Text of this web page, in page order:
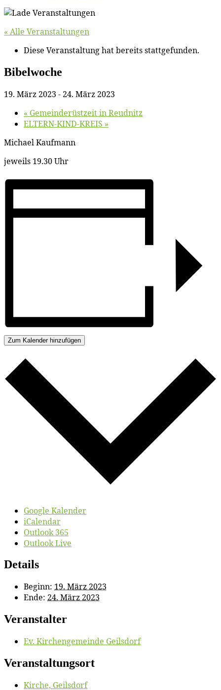
« Alle Veranstaltungen
Diese Veranstaltung hat bereits stattgefunden.
Bi­bel­wo­che
19. März 2023 - 24. März 2023
« Ge­mein­de­rüst­zeit in Reudnitz
ELTERN-KIND-KREIS »
Mi­cha­el Kaufmann
je­weils 19.30 Uhr
Zum Kalender hinzufügen
Google Kalender
iCalendar
Outlook 365
Outlook Live
Details
Beginn: 19. März 2023
Ende: 24. März 2023
Veranstalter
Ev. Kir­chen­ge­mein­de Geilsdorf
Veranstaltungsort
Kir­che, Geilsdorf